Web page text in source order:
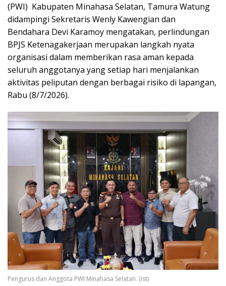
(PWI) Kabupaten Minahasa Selatan, Tamura Watung
didampingi Sekretaris Wenly Kawengian dan
Bendahara Devi Karamoy mengatakan, perlindungan
BPJS Ketenagakerjaan merupakan langkah nyata
organisasi dalam memberikan rasa aman kepada
seluruh anggotanya yang setiap hari menjalankan
aktivitas peliputan dengan berbagai risiko di lapangan,
Rabu (8/7/2026).
Pengurus dan Anggota PWI Minahasa Selatan. (ist)